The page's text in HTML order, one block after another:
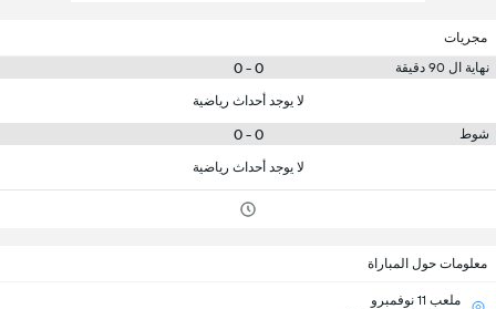
مجريات
نهاية ال 90 دقيقة
0 - 0
لا يوجد أحداث رياضية
شوط 0 - 0
لا يوجد أحداث رياضية
معلومات حول المباراة
ملعب 11 نوفمبرو